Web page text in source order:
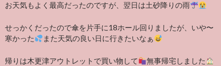
お天気もよく最高だったのですが、翌日は土砂降りの雨
せっかくだったので傘を片手に18ホール回りましたが、いや〜
寒かった
また天気の良い日に行きたいなぁ
帰りは木更津アウトレットで買い物して 無事帰宅しました